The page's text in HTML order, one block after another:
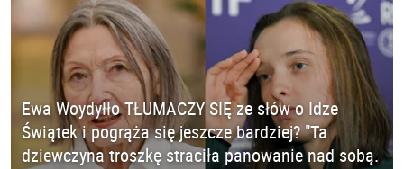
Ewa Woydyłło TŁUMACZY SIĘ ze słów o Idze
Świątek i pogrąża się jeszcze bardziej? "Ta
dziewczyna troszkę straciła panowanie nad sobą.